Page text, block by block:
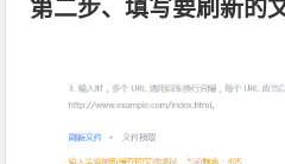
第二步、填写要刷新的